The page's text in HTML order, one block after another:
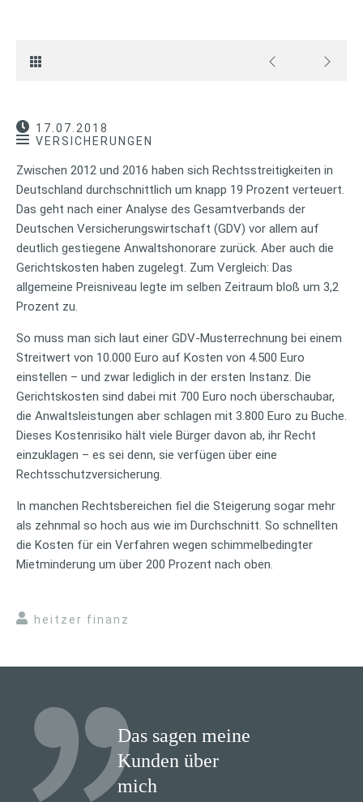
17.07.2018
VERSICHERUNGEN
Zwischen 2012 und 2016 haben sich Rechtsstreitigkeiten in
Deutschland durchschnittlich um knapp 19 Prozent verteuert.
Das geht nach einer Analyse des Gesamtverbands der
Deutschen Versicherungswirtschaft (GDV) vor allem auf
deutlich gestiegene Anwaltshonorare zurück. Aber auch die
Gerichtskosten haben zugelegt. Zum Vergleich: Das
allgemeine Preisniveau legte im selben Zeitraum bloß um 3,2
Prozent zu.
So muss man sich laut einer GDV-Musterrechnung bei einem
Streitwert von 10.000 Euro auf Kosten von 4.500 Euro
einstellen – und zwar lediglich in der ersten Instanz. Die
Gerichtskosten sind dabei mit 700 Euro noch überschaubar,
die Anwaltsleistungen aber schlagen mit 3.800 Euro zu Buche.
Dieses Kostenrisiko hält viele Bürger davon ab, ihr Recht
einzuklagen – es sei denn, sie verfügen über eine
Rechtsschutzversicherung.
In manchen Rechtsbereichen fiel die Steigerung sogar mehr
als zehnmal so hoch aus wie im Durchschnitt. So schnellten
die Kosten für ein Verfahren wegen schimmelbedingter
Mietminderung um über 200 Prozent nach oben.
heitzer finanz
Das sagen meine
Kunden über
mich